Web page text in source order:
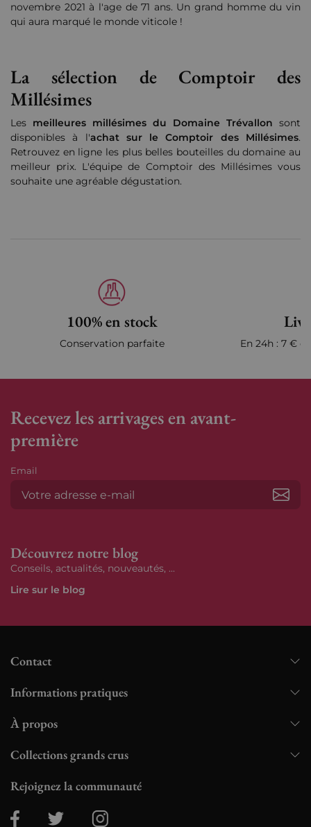
novembre 2021 à l'age de 71 ans. Un grand homme du vin
qui aura marqué le monde viticole !
La sélection de Comptoir des
Millésimes
Les meilleures millésimes du Domaine Trévallon sont
disponibles à l'achat sur le Comptoir des Millésimes.
Retrouvez en ligne les plus belles bouteilles du domaine au
meilleur prix. L'équipe de Comptoir des Millésimes vous
souhaite une agréable dégustation.
100% en stock
Conservation parfaite En 24h : 7 €
Recevez les arrivages en avant-
première
Email
Découvrez notre blog
Conseils, actualités, nouveautés, ...
Lire sur le blog
Contact
Informations pratiques
À propos
Collections grands crus
Rejoignez la communauté